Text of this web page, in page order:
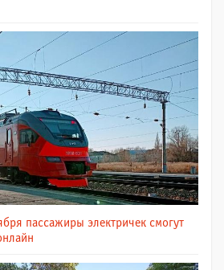
пассажиры электричек смогут